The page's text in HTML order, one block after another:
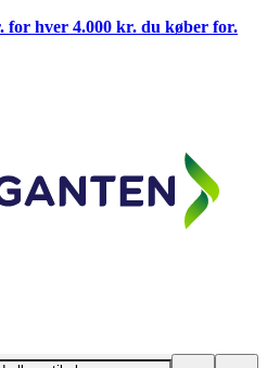
hver 4.000 kr. du køber for.